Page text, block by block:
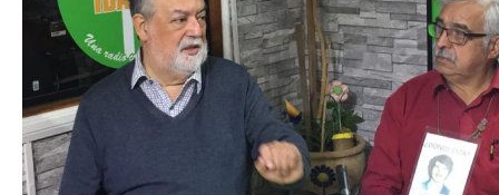
APP MÓVIL
TRANSPARENCIA